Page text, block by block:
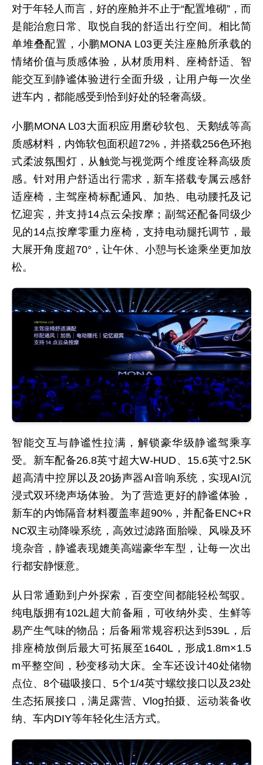
对于年轻人而言，好的座舱并不止于“配置堆砌”，而
是能治愈日常、取悦自我的舒适出行空间。相比简
单堆叠配置，小鹏MONA L03更关注座舱所承载的
情绪价值与质感体验，从材质用料、座椅舒适、智
能交互到静谧体验进行全面升级，让用户每一次坐
进车内，都能感受到恰到好处的轻奢高级。
小鹏MONA L03大面积应用磨砂软包、天鹅绒等高
质感材料，内饰软包面积超72%，并搭载256色环抱
式柔波氛围灯，从触觉与视觉两个维度诠释高级质
感。针对用户舒适出行需求，新车搭载专属云感舒
适座椅，主驾座椅标配通风、加热、电动腰托及记
忆迎宾，并支持14点云朵按摩；副驾还配备同级少
见的14点按摩零重力座椅，支持电动腿托调节，最
大展开角度超70°，让午休、小憩与长途乘坐更加放
松。
智能交互与静谧性拉满，解锁豪华级静谧驾乘享
受。新车配备26.8英寸超大W-HUD、15.6英寸2.5K
超高清中控屏以及20扬声器AI音响系统，实现AI沉
浸式双环绕声场体验。为了营造更好的静谧体验，
新车的内饰隔音材料覆盖率超90%，并配备ENC+R
NC双主动降噪系统，高效过滤路面胎噪、风噪及环
境杂音，静谧表现媲美高端豪华车型，让每一次出
行都安静惬意。
从日常通勤到户外探索，百变空间都能轻松驾驭。
纯电版拥有102L超大前备厢，可收纳外卖、生鲜等
易产生气味的物品；后备厢常规容积达到539L，后
排座椅放倒后最大可拓展至1640L，形成1.8m×1.5
m平整空间，秒变移动大床。全车还设计40处储物
点位、8个磁吸接口、5个1/4英寸螺纹接口以及23处
生态拓展接口，满足露营、Vlog拍摄、运动装备收
纳、车内DIY等年轻化生活方式。